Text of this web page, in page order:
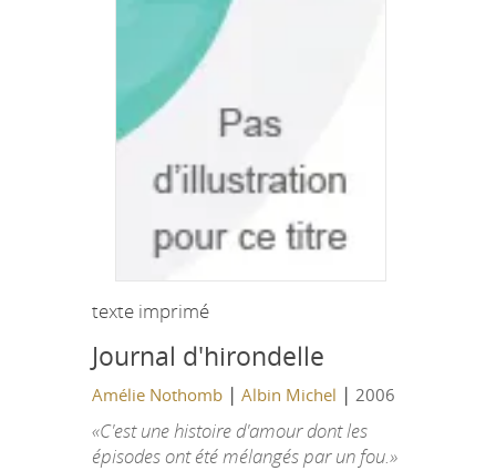
texte imprimé
Journal d'hirondelle
Amélie Nothomb | Albin Michel | 2006
«C'est une histoire d'amour dont les
épisodes ont été mélangés par un fou.»